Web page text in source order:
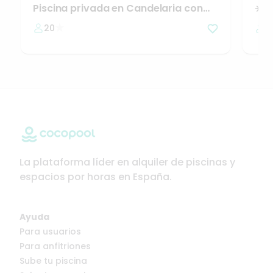
Piscina privadaen Candelaria con
jardín
20
☀️
La plataforma líder en alquiler de piscinas y
espacios por horas en España.
Ayuda
Para usuarios
Para anfitriones
Sube tu piscina